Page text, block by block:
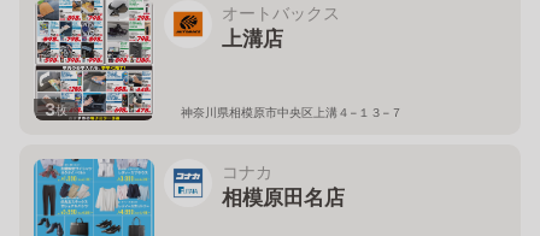
3枚
オートバックス
上溝店
神奈川県相模原市中央区上溝４−１３−７
コナカ
相模原田名店